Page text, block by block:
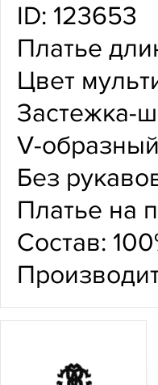
ID: 123653
Платье
Цвет
Застежка-
V-
Без
Платье на
Состав: